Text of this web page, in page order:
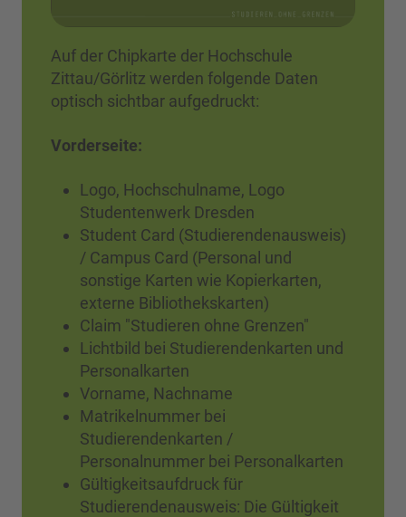
Auf der Chipkarte der Hochschule
Zittau/Görlitz werden folgende Daten
optisch sichtbar aufgedruckt:
Vorderseite:
Logo, Hochschulname, Logo
Studentenwerk Dresden
Student Card (Studierendenausweis)
/ Campus Card (Personal und
sonstige Karten wie Kopierkarten,
externe Bibliothekskarten)
Claim "Studieren ohne Grenzen"
Lichtbild bei Studierendenkarten und
Personalkarten
Vorname, Nachname
Matrikelnummer bei
Studierendenkarten /
Personalnummer bei Personalkarten
Gültigkeitsaufdruck für
Studierendenausweis: Die Gültigkeit